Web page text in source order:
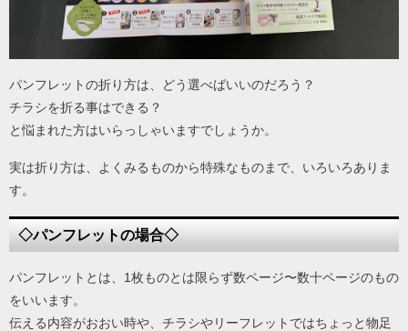
パンフレットの折り方は、どう選べばいいのだろう？
チラシを折る事はできる？
と悩まれた方はいらっしゃいますでしょうか。
実は折り方は、よくみるものから特殊なものまで、いろいろありま
す。
◇パンフレットの場合◇
パンフレットとは、1枚ものとは限らず数ページ〜数十ページのもの
をいいます。
伝える内容がおおい時や、チラシやリーフレットではちょっと物足